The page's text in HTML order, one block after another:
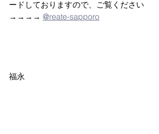
ードしておりますので、ご覧ください
→→→→ @reate-sapporo
福永